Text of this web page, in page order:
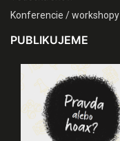
Konferencie / workshopy
PUBLIKUJEME